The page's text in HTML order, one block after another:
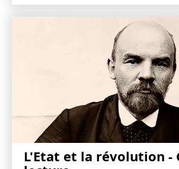
L'Etat et la révolution -